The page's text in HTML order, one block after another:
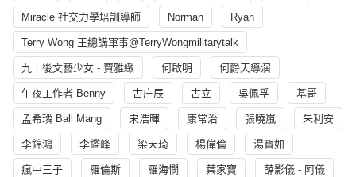
Miracle 社交力學培訓導師 Norman Ryan
Terry Wong 王總講軍事@TerryWongmilitarytalk
九十後文藝少女 - 賈雅緻 何啟明 何爵天導演
午夜工作者 Benny 古庄辰 古立 吳佩孚 基哥
孟希璘 Ball Mang 宋浩暉 康常治 張曉嵐 朱利安
李錦鴻 李鑑峰 梁天琦 楊偉倫 湯寳如
瘋中三子 羅倫斯 羅海憫 葉家寶 薛影儀 - 阿儀